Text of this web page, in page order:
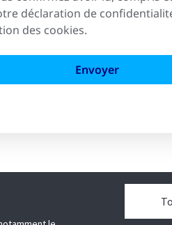
déclaration de
des cookies.